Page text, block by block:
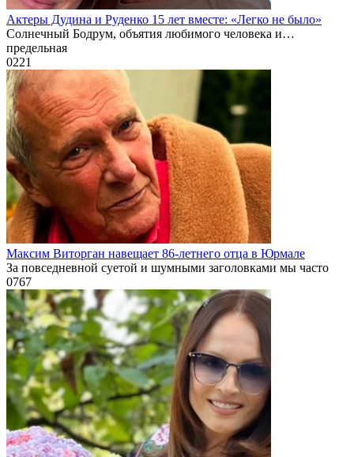
Актеры Дудина и Руденко 15 лет вместе: «Легко не было»
Солнечный Бодрум, объятия любимого человека и…
предельная
0221
Максим Виторган навещает 86-летнего отца в Юрмале
За повседневной суетой и шумными заголовками мы часто
0767